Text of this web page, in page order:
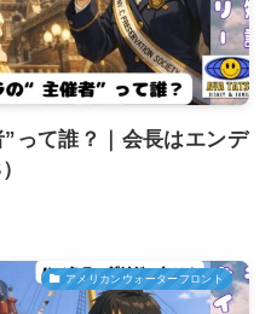
”って誰？｜会長はエンデ
アメリカンウォーターフロント